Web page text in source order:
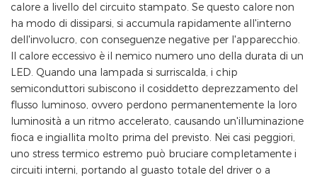
calore a livello del circuito stampato. Se questo calore non
ha modo di dissiparsi, si accumula rapidamente all'interno
dell'involucro, con conseguenze negative per l'apparecchio.
Il calore eccessivo è il nemico numero uno della durata di un
LED. Quando una lampada si surriscalda, i chip
semiconduttori subiscono il cosiddetto deprezzamento del
flusso luminoso, ovvero perdono permanentemente la loro
luminosità a un ritmo accelerato, causando un'illuminazione
fioca e ingiallita molto prima del previsto. Nei casi peggiori,
uno stress termico estremo può bruciare completamente i
circuiti interni, portando al guasto totale del driver o a